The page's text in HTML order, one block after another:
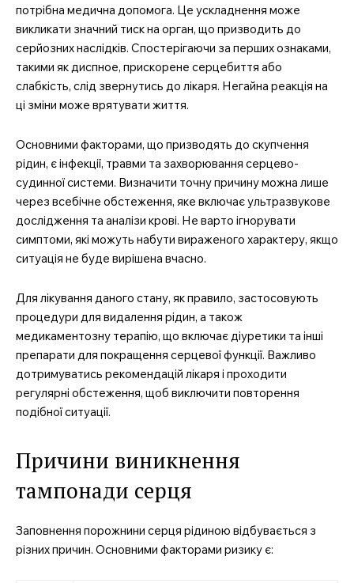
потрібна медична допомога. Це ускладнення може
викликати значний тиск на орган, що призводить до
серйозних наслідків. Спостерігаючи за перших ознаками,
такими як диспное, прискорене серцебиття або
слабкість, слід звернутись до лікаря. Негайна реакція на
ці зміни може врятувати життя.
Основними факторами, що призводять до скупчення
рідин, є інфекції, травми та захворювання серцево-
судинної системи. Визначити точну причину можна лише
через всебічне обстеження, яке включає ультразвукове
дослідження та аналізи крові. Не варто ігнорувати
симптоми, які можуть набути вираженого характеру, якщо
ситуація не буде вирішена вчасно.
Для лікування даного стану, як правило, застосовують
процедури для видалення рідин, а також
медикаментозну терапію, що включає діуретики та інші
препарати для покращення серцевої функції. Важливо
дотримуватись рекомендацій лікаря і проходити
регулярні обстеження, щоб виключити повторення
подібної ситуації.
Причини виникнення
тампонади серця
Заповнення порожнини серця рідиною відбувається з
різних причин. Основними факторами ризику є: